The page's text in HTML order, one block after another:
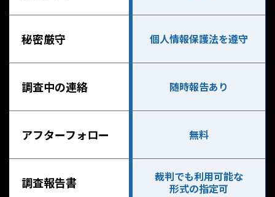
秘密厳守 個人情報保護法を遵守
調査中の連絡 随時報告あり
アフターフォロー 無料
調査報告書
裁判でも利用可能な
形式の指定可